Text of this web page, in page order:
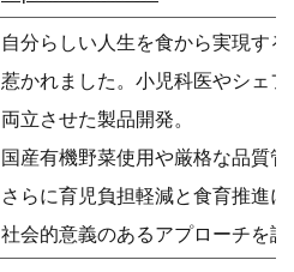
自分らしい人生を食から実現す
惹かれました。小児科医やシェ
両立させた製品開発。
国産有機野菜使用や厳格な品質
さらに育児負担軽減と食育推進
社会的意義のあるアプローチを